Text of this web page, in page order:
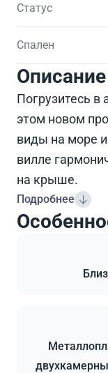
Статус
Спален
Погрузитесь
этом новом
виды на море
вилле
на крыше.
Подробнее